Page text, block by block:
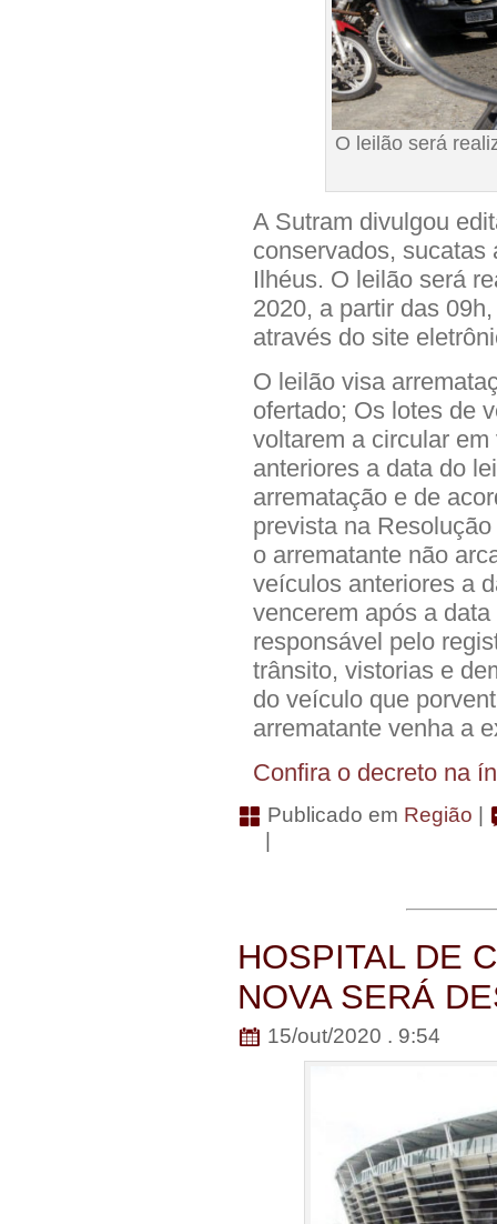
O leilão será
A Sutram divulgou
conservados,
Ilhéus. O leilão será
2020, a partir das
através do site
O leilão visa
ofertado; Os lotes de
voltarem a circular
anteriores a data do
arrematação e de
prevista na
o arrematante não
veículos anteriores a
vencerem após a
responsável pelo
trânsito, vistorias e
do veículo que
arrematante venha a
Confira o decreto na
Publicado em Região
HOSPITAL DE
NOVA SERÁ
15/out/2020 . 9:54